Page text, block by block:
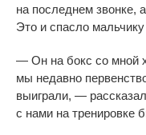
на последнем звонке, а
Это и спасло
— Он на бокс со мной
мы недавно
выиграли, —
с нами на тренировке